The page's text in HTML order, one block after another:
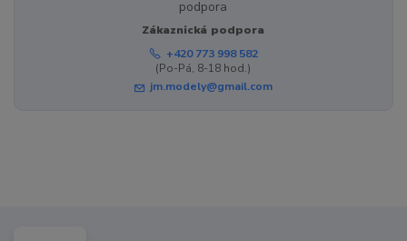
Zákaznická podpora
+420 773 998 582
(Po-Pá, 8-18 hod.)
jm.modely@gmail.com